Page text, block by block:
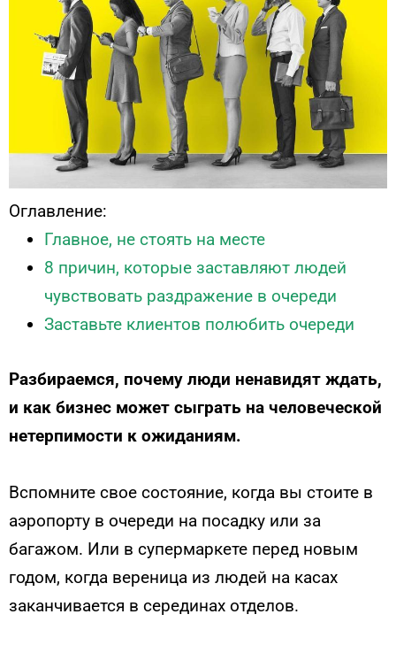
Оглавление:
Главное, не стоять на месте
8 причин, которые заставляют людей
чувствовать раздражение в очереди
Заставьте клиентов полюбить очереди
Разбираемся, почему люди ненавидят ждать,
и как бизнес может сыграть на человеческой
нетерпимости к ожиданиям.
Вспомните свое состояние, когда вы стоите в
аэропорту в очереди на посадку или за
багажом. Или в супермаркете перед новым
годом, когда вереница из людей на касах
заканчивается в серединах отделов.